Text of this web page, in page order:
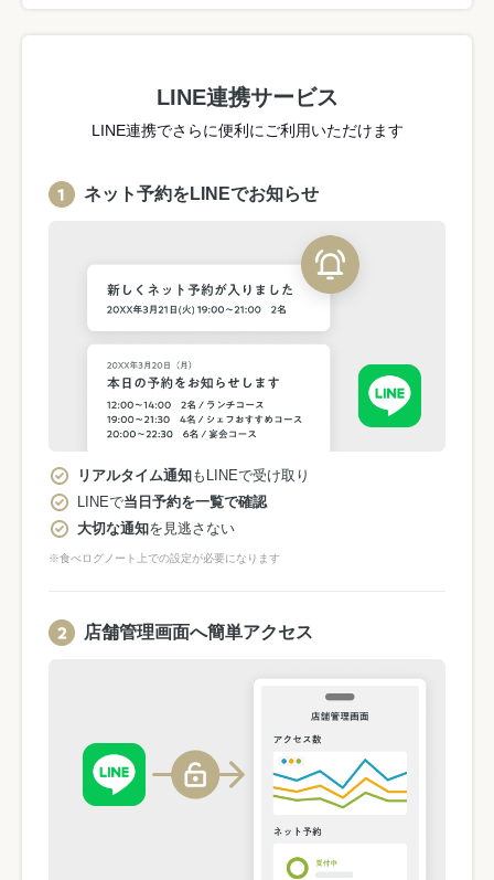
LINE連携サービス
LINE連携でさらに便利にご利用いただけます
ネット予約をLINEでお知らせ
リアルタイム通知もLINEで受け取り
LINEで当日予約を一覧で確認
大切な通知を見逃さない
※食べログノート上での設定が必要になります
店舗管理画面へ簡単アクセス